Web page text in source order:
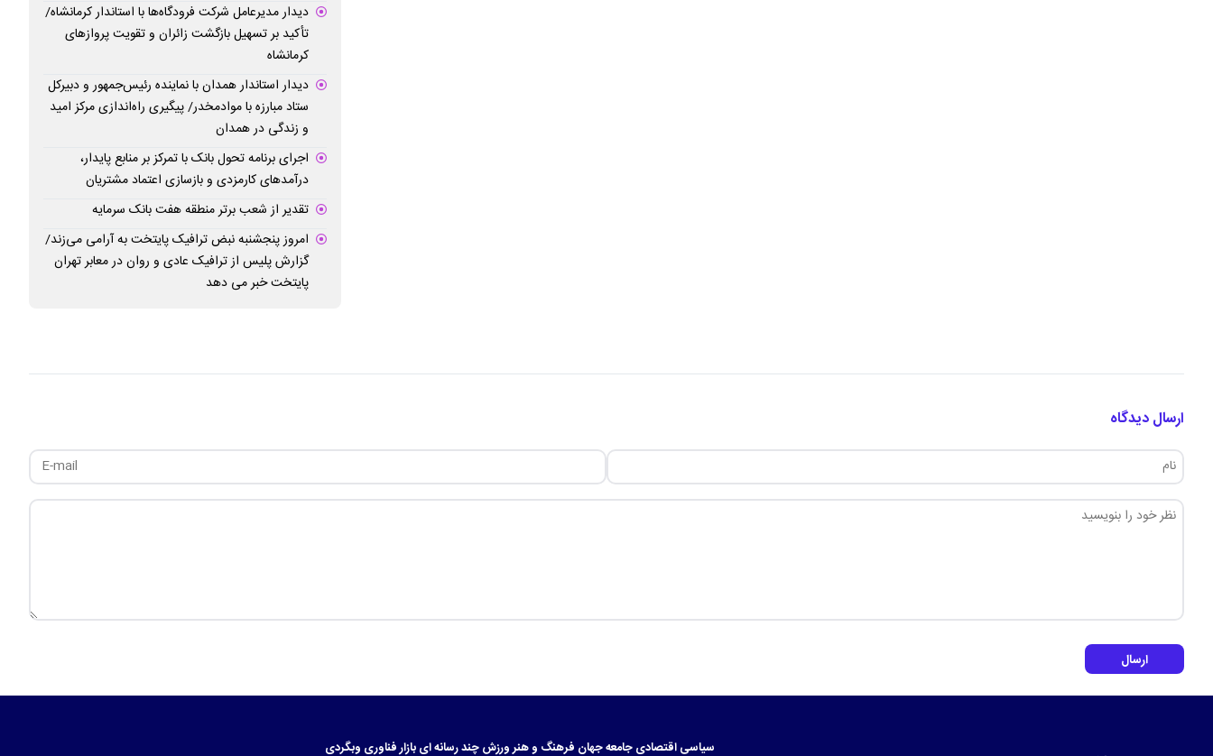
دیدار مدیرعامل شرکت فرودگاه‌ها با استاندار کرمانشاه/
تأکید بر تسهیل بازگشت زائران و تقویت پروازهای
کرمانشاه
دیدار استاندار همدان با نماینده رئیس‌جمهور و دبیرکل
ستاد مبارزه با موادمخدر/ پیگیری راه‌اندازی مرکز امید
و زندگی در همدان
اجرای برنامه تحول بانک با تمرکز بر منابع پایدار،
درآمدهای کارمزدی و بازسازی اعتماد مشتریان
تقدیر از شعب برتر منطقه هفت بانک سرمایه
امروز پنجشنبه نبض ترافیک پایتخت به آرامی می‌زند/
گزارش پلیس از ترافیک عادی و روان در معابر تهران
پایتخت خبر می دهد
ارسال دیدگاه
ارسال
سیاسیاقتصادیجامعهجهان فرهنگ و هنرورزشچند رسانه ایبازارفناوری وبگردی